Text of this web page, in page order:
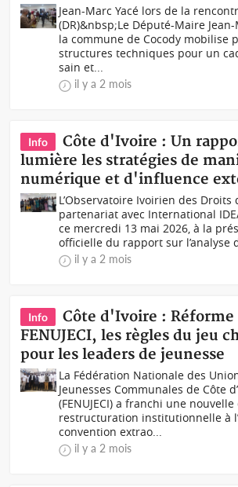
Jean-Marc Yacé lors de la
(DR)&nbsp;Le Député-Maire
la commune de Cocody mobilise
structures techniques pour un
sain et...
il y a 2 mois
Info
Côte d'Ivoire : Un
lumière les stratégies de
numérique et d'influence
L’Observatoire Ivoirien des Droits
partenariat avec International
ce mercredi 13 mai 2026, à la
officielle du rapport sur l’analyse
il y a 2 mois
Info
Côte d'Ivoire : Réforme
FENUJECI, les règles du jeu
pour les leaders de jeunesse
La Fédération Nationale des
Jeunesses Communales de Côte
(FENUJECI) a franchi une
restructuration institutionnelle à
convention extrao...
il y a 2 mois